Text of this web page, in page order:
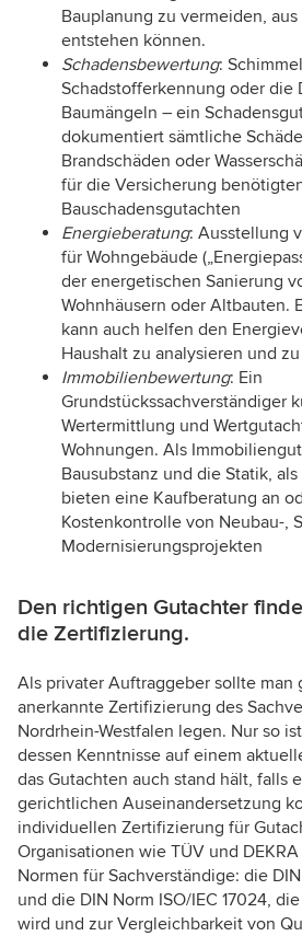
Bauplanung zu vermeiden,
entstehen können.
Schadensbewertung:
Schadstofferkennung oder die
Baumängeln – ein
dokumentiert sämtliche
Brandschäden oder
für die Versicherung
Bauschadensgutachten
Energieberatung: Ausstellung
für Wohngebäude
der energetischen Sanierung
Wohnhäusern oder Altbauten.
kann auch helfen den
Haushalt zu analysieren und
Immobilienbewertung: Ein
Grundstückssachverständiger
Wertermittlung und
Wohnungen. Als
Bausubstanz und die Statik,
bieten eine Kaufberatung an
Kostenkontrolle von Neubau-,
Modernisierungsprojekten
Den richtigen Gutachter
die Zertifizierung.
Als privater Auftraggeber sollte man
anerkannte Zertifizierung des
Nordrhein-Westfalen legen. Nur so
dessen Kenntnisse auf einem
das Gutachten auch stand hält, falls
gerichtlichen Auseinandersetzung
individuellen Zertifizierung für
Organisationen wie TÜV und
Normen für Sachverständige: die
und die DIN Norm ISO/IEC 17024,
wird und zur Vergleichbarkeit von